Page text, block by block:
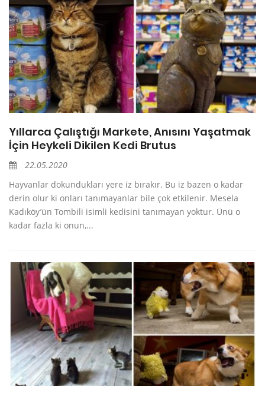
Yıllarca Çalıştığı Markete, Anısını Yaşatmak
İçin Heykeli Dikilen Kedi Brutus
22.05.2020
Hayvanlar dokundukları yere iz bırakır. Bu iz bazen o kadar
derin olur ki onları tanımayanlar bile çok etkilenir. Mesela
Kadıköy’ün Tombili isimli kedisini tanımayan yoktur. Ünü o
kadar fazla ki onun,...